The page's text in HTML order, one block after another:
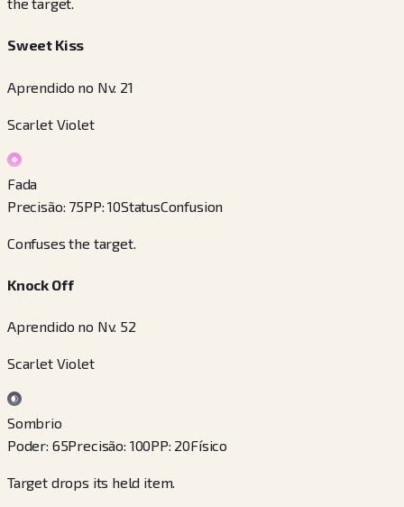
Sweet Kiss
Aprendido no Nv. 21
Scarlet Violet
Fada
Precisão: 75PP:10StatusConfusion
Confuses the target.
Knock Off
Aprendido no Nv. 52
Scarlet Violet
Sombrio
Poder: 65Precisão: 100PP: 20Físico
Target drops its held item.